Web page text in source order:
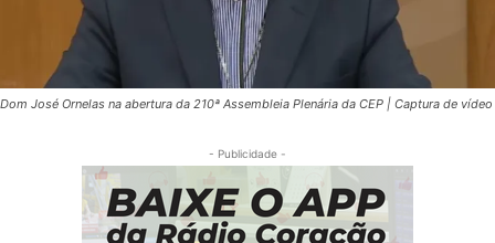
Dom José Ornelas na abertura da 210ª Assembleia Plenária da CEP | Captura de vídeo
- Publicidade -